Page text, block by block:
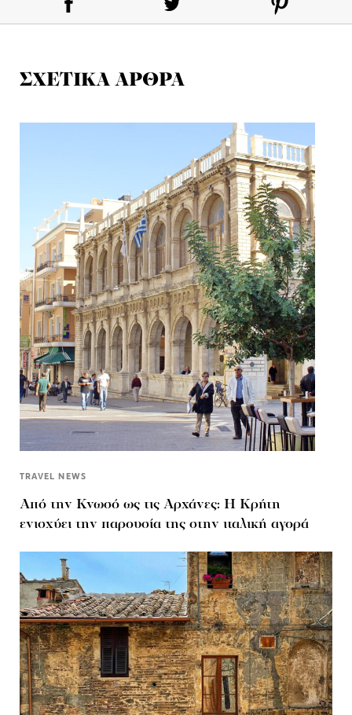
ΣΧΕΤΙΚΑ ΑΡΘΡΑ
TRAVEL NEWS
Από την Κνωσό ως τις Αρχάνες: Η Κρήτη
ενισχύει την παρουσία της στην ιταλική αγορά